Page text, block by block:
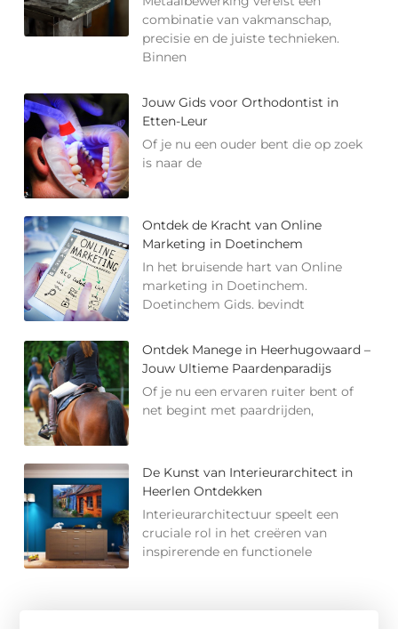
combinatie van vakmanschap,
precisie en de juiste technieken.
Binnen
Jouw Gids voor Orthodontist in
Etten-Leur
Of je nu een ouder bent die op zoek
is naar de
Ontdek de Kracht van Online
Marketing in Doetinchem
In het bruisende hart van Online
marketing in Doetinchem.
Doetinchem Gids. bevindt
Ontdek Manege in Heerhugowaard –
Jouw Ultieme Paardenparadijs
Of je nu een ervaren ruiter bent of
net begint met paardrijden,
De Kunst van Interieurarchitect in
Heerlen Ontdekken
Interieurarchitectuur speelt een
cruciale rol in het creëren van
inspirerende en functionele